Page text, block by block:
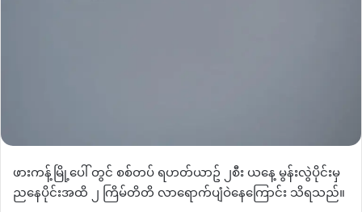
ဖားကန့်မြို့ပေါ် တွင် စစ်တပ် ရဟတ်ယာဥ် ၂စီး ယနေ့ မွန်းလွဲပိုင်းမှ
ညနေပိုင်းအထိ ၂ ကြိမ်တိတိ လာရောက်ပျံဝဲနေကြောင်း သိရသည်။